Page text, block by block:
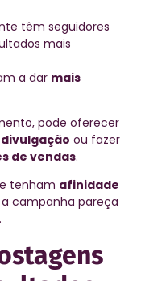
têm seguidores
mais
a dar mais
pode oferecer
ou fazer
de vendas.
tenham afinidade
campanha pareça